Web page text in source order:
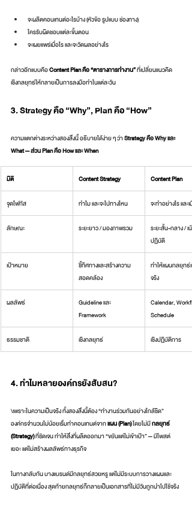
จะผลิตคอนเทนต์อะไรบ้าง (หัวข้อ รูปแบบ ช่องทาง)
ใครรับผิดชอบแต่ละขั้นตอน
จะเผยแพร่เมื่อไร และจะวัดผลอย่างไร
กล่าวอีกแบบคือ Content Plan คือ “ตารางการทำงาน” ที่เปลี่ยนแนวคิด
เชิงกลยุทธ์ให้กลายเป็นการลงมือทำในแต่ละวัน
3. Strategy คือ “Why”, Plan คือ “How”
ความแตกต่างระหว่างสองสิ่งนี้ อธิบายได้ง่าย ๆ ว่า Strategy คือ Why และ
What — ส่วน Plan คือ How และ When
มิติ Content Strategy Content Plan
จุดโฟกัส ทำไม และจะไปทางไหน จะทำอย่างไร และเมื่
ลักษณะ ระยะยาว / มองภาพรวม
ระยะสั้น-กลาง / เน้
ปฏิบัติ
เป้าหมาย
ชี้ทิศทางและสร้างความ
สอดคล้อง
ทำให้แผนกลยุทธ์เ
จริง
ผลลัพธ์
Guideline และ
Framework
Calendar,
Schedule
ธรรมชาติ เชิงกลยุทธ์ เชิงปฏิบัติการ
4. ทำไมหลายองค์กรยังสับสน?
\เพราะในความเป็นจริง ทั้งสองสิ่งนี้ต้อง “ทำงานร่วมกันอย่างใกล้ชิด”
องค์กรจำนวนไม่น้อยเริ่มทำคอนเทนต์จาก แผน (Plan) โดยไม่มี กลยุทธ์
(Strategy) ที่ชัดเจน ทำให้สิ่งที่ผลิตออกมา “ขยันแต่ไม่เข้าเป้า” — มีโพสต์
เยอะ แต่ไม่สร้างผลลัพธ์ทางธุรกิจ
ในทางกลับกัน บางแบรนด์มีกลยุทธ์สวยหรู แต่ไม่มีระบบการวางแผนและ
ปฏิบัติที่ต่อเนื่อง สุดท้ายกลยุทธ์ก็กลายเป็นเอกสารที่ไม่มีวันถูกนำไปใช้จริง